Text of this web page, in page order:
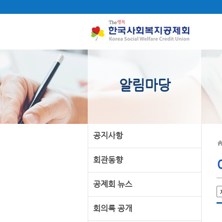
알림마당
공지사항
회관동향
공제회 뉴스
회의록 공개